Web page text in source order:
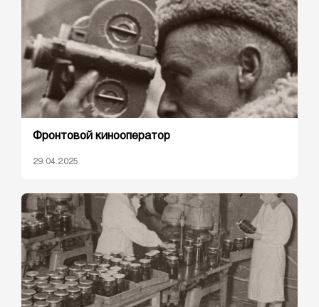
Фронтовой кинооператор
29.04.2025